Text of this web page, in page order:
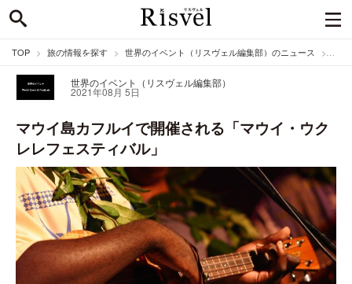
TOP 旅の情報を探す 世界のイベント（リスヴェル編集部）のニュース
世界のイベント（リスヴェル編集部）
2021年08月 5日
マウイ島カフルイで開催される「マウイ・ウク
レレフェスティバル」